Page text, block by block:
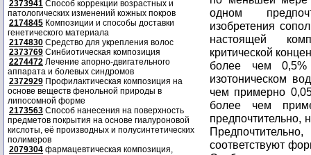
2373941 Способ коррекции возрастных и
патологических изменений кожных покров
2174845 Композиции и способы доставки
генетического материала
2174830 Средство для укрепления волос
2373769 Синбиотическая композиция
2274472 Лечение апорно-двигательного
аппарата и болевых синдромов
2372929 Профилактическая композиция на
основе веществ фенольной природы в
липосомной форме
2173563 Способ нанесения на поверхность
предметов покрытия на основе гиалуроновой
кислоты, её производных и полусинтетических
полимеров
2079304 фармацевтическая композиция,
одном
изобретения
настоящей
критической
более чем
изотоническом
чем примерно
более чем
предпочтительно,
соответствуют